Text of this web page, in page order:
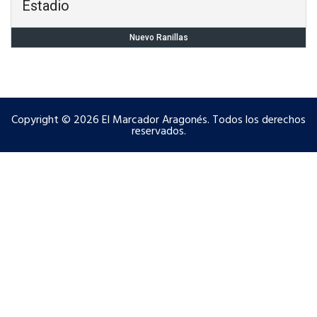
Estadio
Nuevo Ranillas
Copyright © 2026 El Marcador Aragonés. Todos los derechos
reservados.